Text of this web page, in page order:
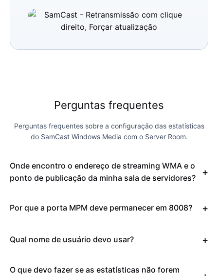
Perguntas frequentes
Perguntas frequentes sobre a configuração das estatísticas
do SamCast Windows Media com o Server Room.
Onde encontro o endereço de streaming WMA e o
ponto de publicação da minha sala de servidores?
Por que a porta MPM deve permanecer em 8008?
Qual nome de usuário devo usar?
O que devo fazer se as estatísticas não forem